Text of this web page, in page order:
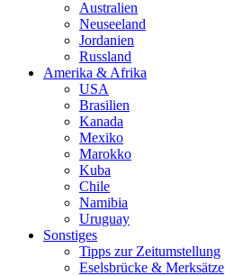
Australien
Neuseeland
Jordanien
Russland
Amerika & Afrika
USA
Brasilien
Kanada
Mexiko
Marokko
Kuba
Chile
Namibia
Uruguay
Sonstiges
Tipps zur Zeitumstellung
Eselsbrücke & Merksätze